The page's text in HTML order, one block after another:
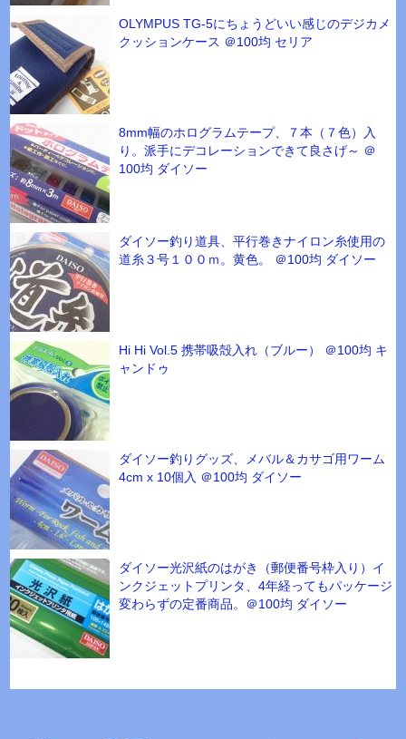
OLYMPUS TG-5にちょうどいい感じのデジカメ
クッションケース ＠100均 セリア
8mm幅のホログラムテープ、７本（７色）入
り。派手にデコレーションできて良さげ～ ＠
100均 ダイソー
ダイソー釣り道具、平行巻きナイロン糸使用の
道糸３号１００ｍ。黄色。 ＠100均 ダイソー
Hi Hi Vol.5 携帯吸殻入れ（ブルー） ＠100均 キ
ャンドゥ
ダイソー釣りグッズ、メバル＆カサゴ用ワーム
4cm x 10個入 ＠100均 ダイソー
ダイソー光沢紙のはがき（郵便番号枠入り）イ
ンクジェットプリンタ、4年経ってもパッケージ
変わらずの定番商品。＠100均 ダイソー